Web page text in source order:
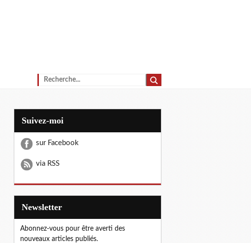
Suivez-moi
sur Facebook
via RSS
Newsletter
Abonnez-vous pour être averti des
nouveaux articles publiés.